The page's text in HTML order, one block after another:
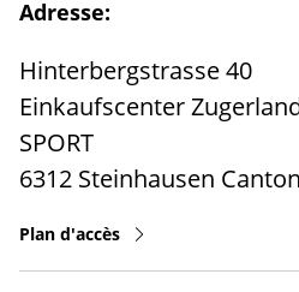
Adresse:
Hinterbergstrasse 40
Einkaufscenter
SPORT
6312 Steinhausen
Plan d'accès